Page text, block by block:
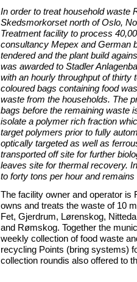
In order to treat household waste
Skedsmorkorset north of Oslo,
Treatment facility to process
consultancy Mepex and German
tendered and the plant build
was awarded to Stadler
with an hourly throughput of thirty
coloured bags containing food
waste from the households. The
bags before the remaining waste
isolate a polymer rich fraction
target polymers prior to fully
optically targeted as well as
transported off site for further
leaves site for thermal recovery.
to forty tons per hour and
The facility owner and operator
owns and treats the waste of 10
Fet, Gjerdrum, Lørenskog,
and Rømskog. Together the
weekly collection of food waste
recycling Points (bring systems)
collection roundis also offered to